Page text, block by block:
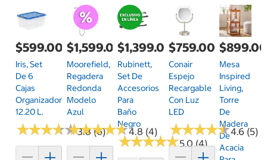
$599.00
Iris, Set
De 6
Cajas
Organizadoras
12.20 L.
★★★★★
★★★★★3.8 (6)
$1,599.00
Moorefield,
Regadera
Redonda
Modelo
Azul
★★★★★
★★★★★4.8 (4)
$1,399.00
Rubinett,
Set De
Accesorios
Para
Baño
Negro
★★★★★
★★★★★5.0 (4)
$759.00
Conair
Espejo
Recargable
Con Luz
LED
★★★★★
★★★★★4.6 (5)
Mesa
Inspired
Living,
Torre
De
Madera
De
Acacia